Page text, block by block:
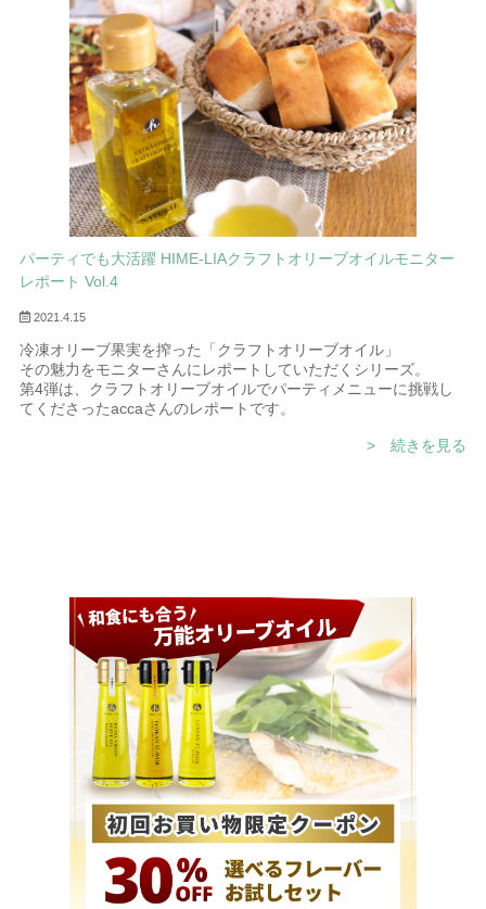
パーティでも大活躍 HIME-LIAクラフトオリーブオイルモニター
レポート Vol.4
2021.4.15
冷凍オリーブ果実を搾った「クラフトオリーブオイル」
その魅力をモニターさんにレポートしていただくシリーズ。
第4弾は、クラフトオリーブオイルでパーティメニューに挑戦し
てくださったaccaさんのレポートです。
> 続きを見る